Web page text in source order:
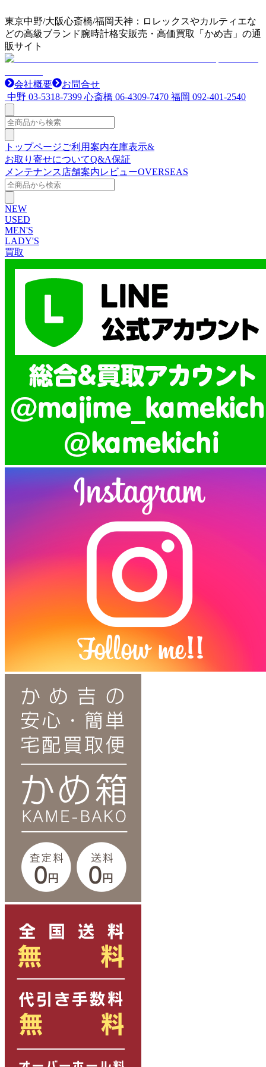
東京中野/大阪心斎橋/福岡天神：ロレックスやカルティエな
どの高級ブランド腕時計格安販売・高価買取「かめ吉」の通
販サイト
会社概要
お問合せ
中野 03-5318-7399 心斎橋 06-4309-7470 福岡 092-401-2540
トップページご利用案内在庫表示&
お取り寄せについてQ&A保証
メンテナンス 店舗案内レビューOVERSEAS
NEW
USED
MEN'S
LADY'S
買取